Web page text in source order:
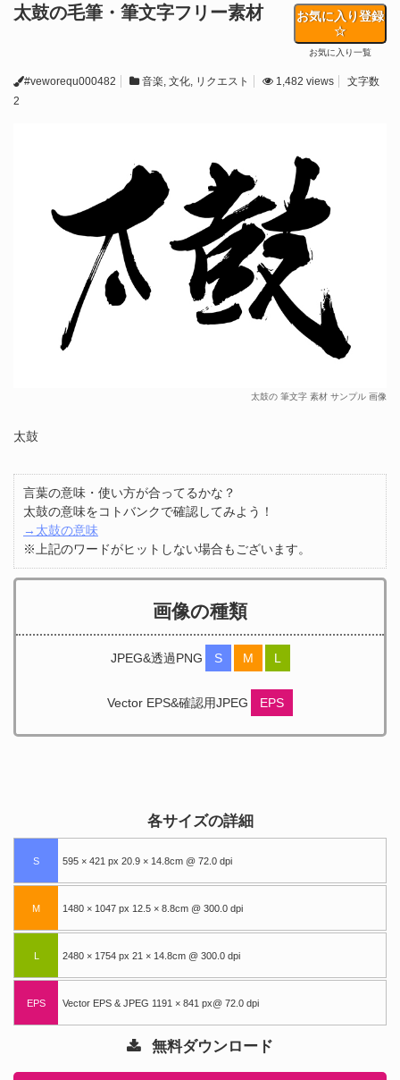
太鼓の毛筆・筆文字フリー素材 お気に入り登録
お気に入り一覧
#veworequ000482 音楽, 文化, リクエスト 1,482 views
文字数
2
太鼓の 筆文字 素材 サンプル 画像
太鼓
言葉の意味・使い方が合ってるかな？
太鼓の意味をコトバンクで確認してみよう！
→太鼓の意味
※上記のワードがヒットしない場合もございます。
画像の種類
JPEG&透過PNG S M L
Vector EPS&確認用JPEG EPS
各サイズの詳細
S 595 × 421 px 20.9 × 14.8cm @ 72.0 dpi
M 1480 × 1047 px 12.5 × 8.8cm @ 300.0 dpi
L 2480 × 1754 px 21 × 14.8cm @ 300.0 dpi
EPS Vector EPS & JPEG 1191 × 841 px@ 72.0 dpi
無料ダウンロード